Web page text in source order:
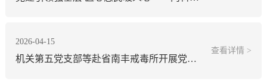
2026-04-15
机关第五党支部等赴省南丰戒毒所开展党建共建活动
查看详情 >